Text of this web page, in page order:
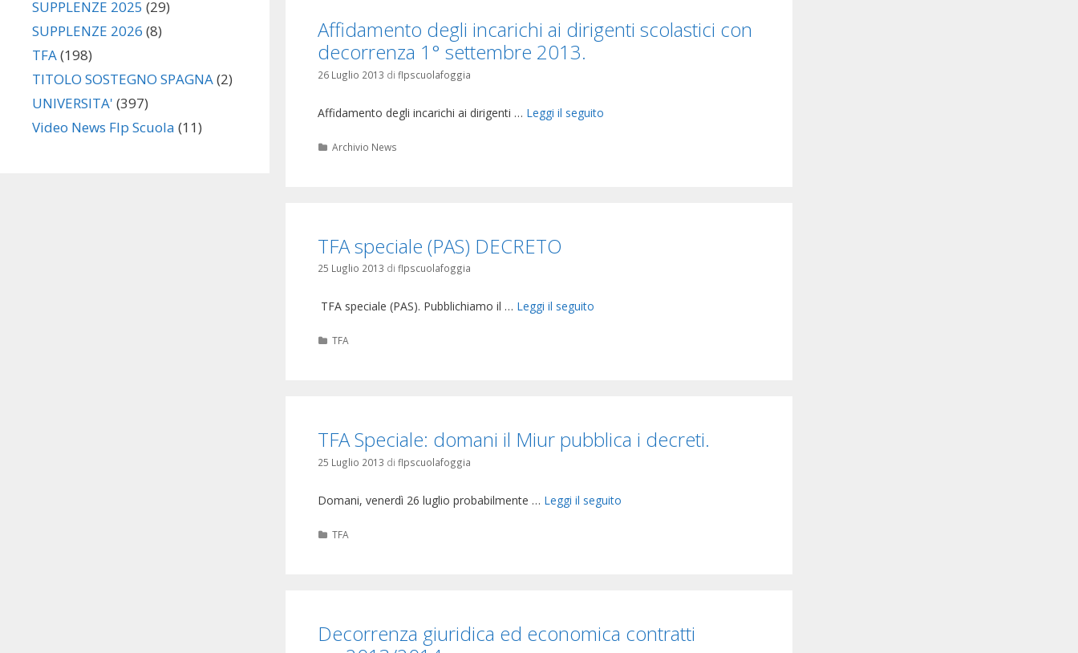
Affidamento degli incarichi ai dirigenti scolastici con
decorrenza 1° settembre 2013.
26 Luglio 2013 di flpscuolafoggia
Affidamento degli incarichi ai dirigenti … Leggi il seguito
Categorie
Archivio News
TFA speciale (PAS) DECRETO
25 Luglio 2013 di flpscuolafoggia
TFA speciale (PAS). Pubblichiamo il … Leggi il seguito
Categorie
TFA
TFA Speciale: domani il Miur pubblica i decreti.
25 Luglio 2013 di flpscuolafoggia
Domani, venerdì 26 luglio probabilmente … Leggi il seguito
Categorie
TFA
Decorrenza giuridica ed economica contratti
SUPPLENZE 2025 (29)
SUPPLENZE 2026 (8)
TFA(198)
TITOLO SOSTEGNO SPAGNA(2)
UNIVERSITA' (397)
Video News Flp Scuola (11)